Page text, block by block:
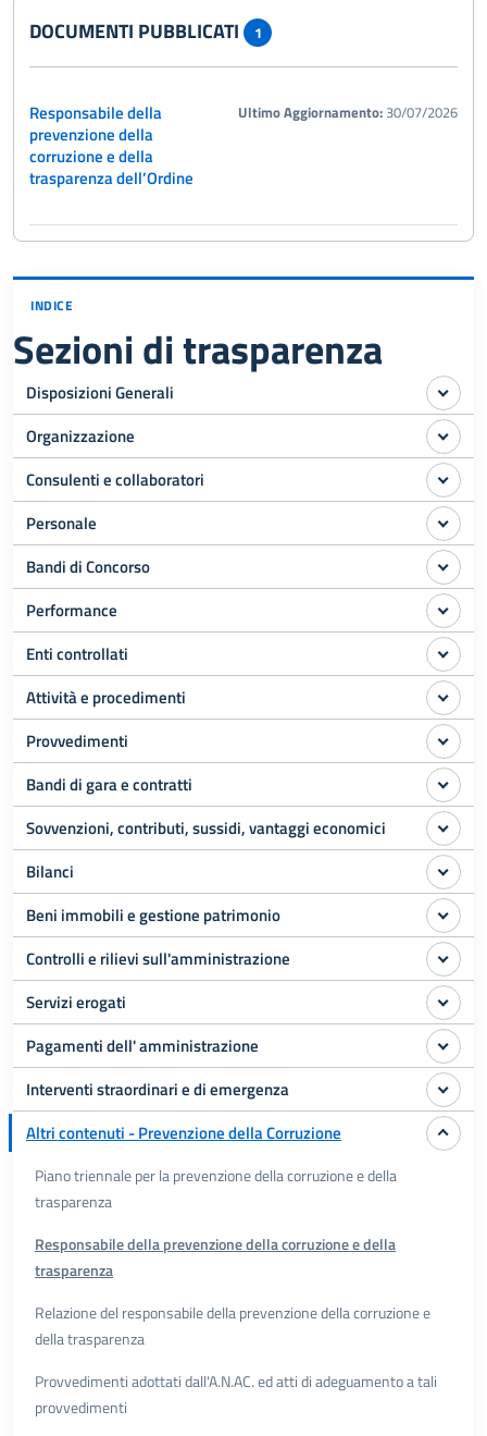
DOCUMENTI PUBBLICATI 1
Responsabile della
prevenzione della
corruzione e della
trasparenza dell’Ordine
Ultimo Aggiornamento: 30/07/2026
INDICE
Sezioni di trasparenza
Disposizioni Generali
Organizzazione
Consulenti e collaboratori
Personale
Bandi di Concorso
Performance
Enti controllati
Attività e procedimenti
Provvedimenti
Bandi di gara e contratti
Sovvenzioni, contributi, sussidi, vantaggi economici
Bilanci
Beni immobili e gestione patrimonio
Controlli e rilievi sull'amministrazione
Servizi erogati
Pagamenti dell' amministrazione
Interventi straordinari e di emergenza
Altri contenuti - Prevenzione della Corruzione
Piano triennale per la prevenzione della corruzione e della
trasparenza
Responsabile della prevenzione della corruzione e della
trasparenza
Relazione del responsabile della prevenzione della corruzione e
della trasparenza
Provvedimenti adottati dall'A.N.AC. ed atti di adeguamento a tali
provvedimenti